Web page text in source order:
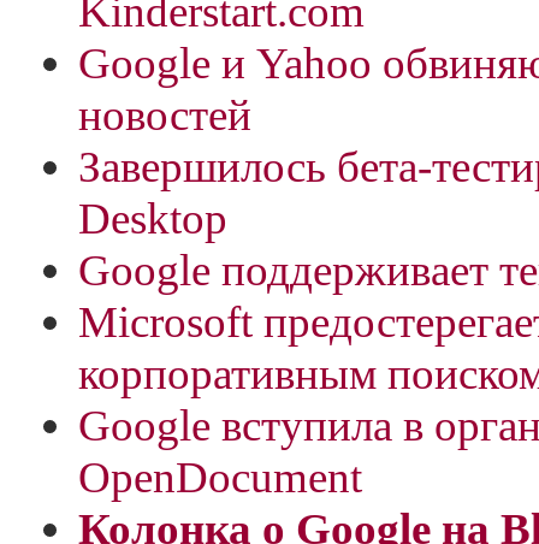
Kinderstart.com
Google и Yahoo
новостей
Завершилось бета-
Desktop
Google поддерживает
Microsoft
корпоративным
Google вступила в
OpenDocument
Колонка о Google на